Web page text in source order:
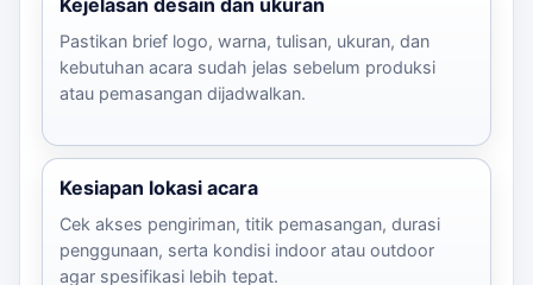
Pastikan brief logo, warna, tulisan, ukuran, dan
kebutuhan acara sudah jelas sebelum produksi
atau pemasangan dijadwalkan.
Kesiapan lokasi acara
Cek akses pengiriman, titik pemasangan, durasi
penggunaan, serta kondisi indoor atau outdoor
agar spesifikasi lebih tepat.